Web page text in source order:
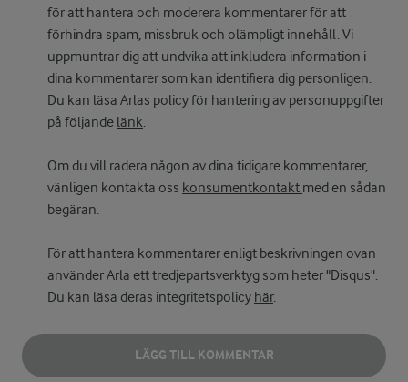
för att hantera och moderera kommentarer för att
förhindra spam, missbruk och olämpligt innehåll. Vi
uppmuntrar dig att undvika att inkludera information i
dina kommentarer som kan identifiera dig personligen.
Du kan läsa Arlas policy för hantering av personuppgifter
på följande länk.
Om du vill radera någon av dina tidigare kommentarer,
vänligen kontakta oss konsumentkontakt med en sådan
begäran.
För att hantera kommentarer enligt beskrivningen ovan
använder Arla ett tredjepartsverktyg som heter "Disqus".
Du kan läsa deras integritetspolicy här.
LÄGG TILL KOMMENTAR